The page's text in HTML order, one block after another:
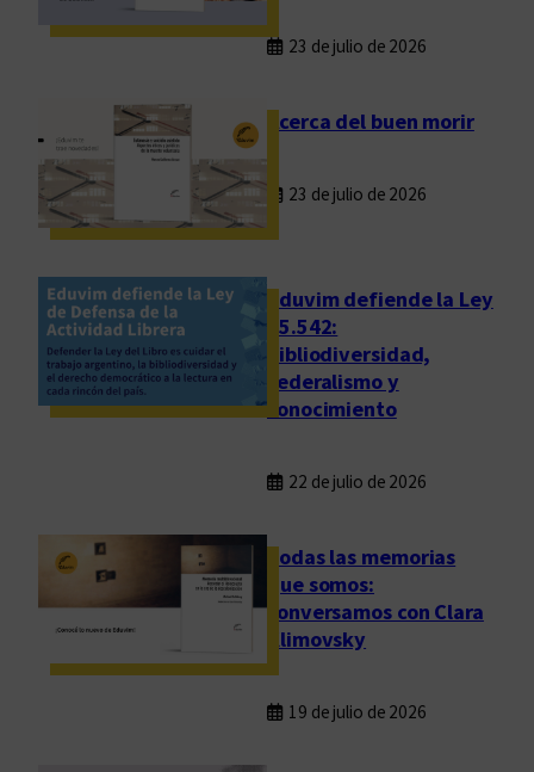
23 de julio de 2026
Acerca del buen morir
23 de julio de 2026
Eduvim defiende la Ley
25.542:
bibliodiversidad,
federalismo y
conocimiento
22 de julio de 2026
Todas las memorias
que somos:
conversamos con Clara
Klimovsky
19 de julio de 2026